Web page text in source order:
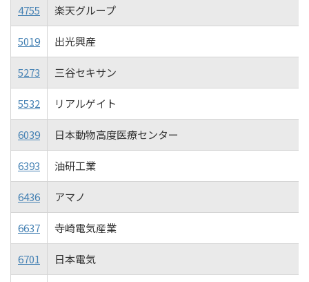
4755 楽天グループ
5019 出光興産
5273 三谷セキサン
5532 リアルゲイト
6039 日本動物高度医療センター
6393 油研工業
6436 アマノ
6637 寺崎電気産業
6701 日本電気